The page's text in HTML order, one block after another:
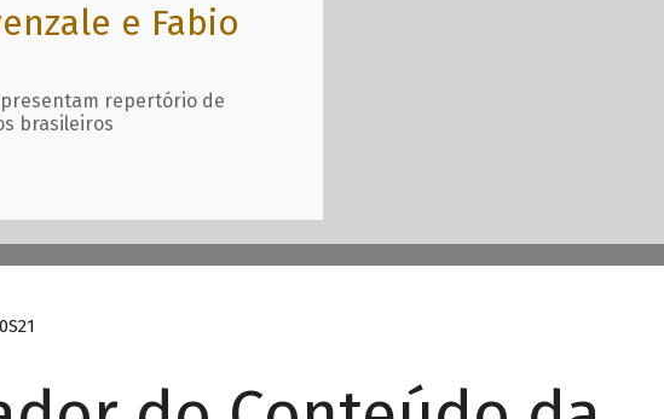
e Fabio
repertório de
brasileiros